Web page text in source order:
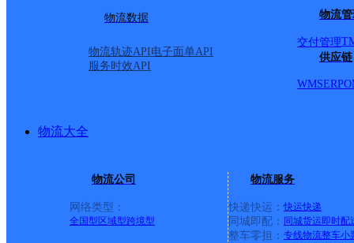
物流数据
物流轨迹API电子面单API
服务时效API
物流
交付管理
供应链
WMSERP
物流大全
物流公司
网络类型：
全国型 区域型跨境型
物流服务
快递快运： 快运快递
同城即配： 同城货运即时配
整车零担： 专线物流整车小